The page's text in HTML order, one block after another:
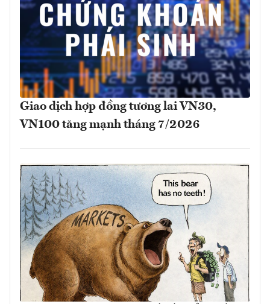
Giao dịch hợp đồng tương lai VN30,
VN100 tăng mạnh tháng 7/2026